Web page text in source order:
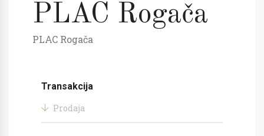
PLAC Rogača
PLAC Rogača
Transakcija
Prodaja